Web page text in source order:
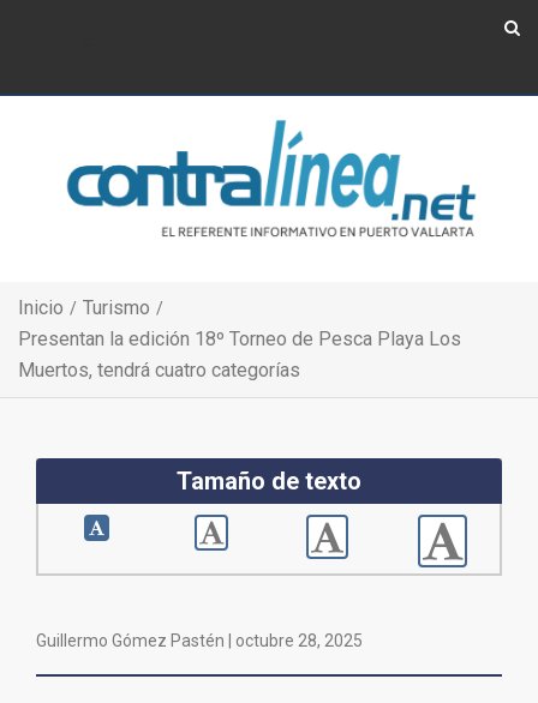
Inicio
Turismo
Presentan la edición 18º Torneo de Pesca Playa Los
Muertos, tendrá cuatro categorías
Tamaño de texto
Guillermo Gómez Pastén | octubre 28, 2025